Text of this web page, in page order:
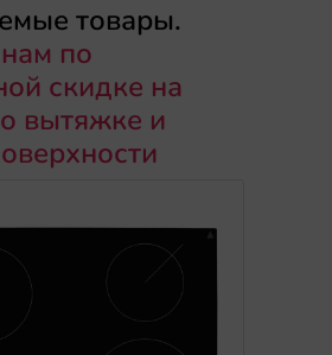
товары.
по
скидке на
вытяжке и